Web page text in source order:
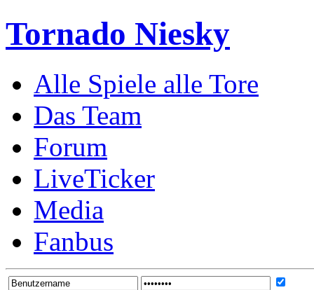
Tornado Niesky
Alle Spiele alle Tore
Das Team
Forum
LiveTicker
Media
Fanbus